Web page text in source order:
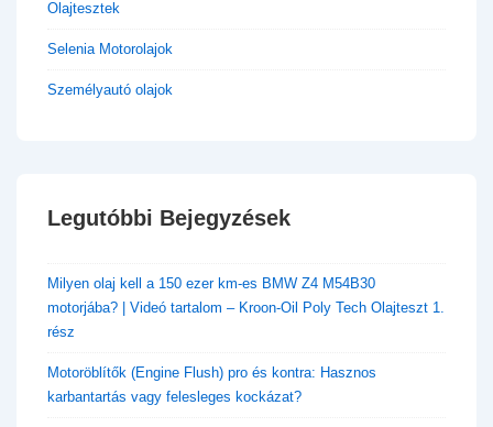
Olajtesztek
Selenia Motorolajok
Személyautó olajok
Legutóbbi Bejegyzések
​Milyen olaj kell a 150 ezer km-es BMW Z4 M54B30
motorjába? | Videó tartalom – Kroon-Oil Poly Tech Olajteszt 1.
rész
Motoröblítők (Engine Flush) pro és kontra: Hasznos
karbantartás vagy felesleges kockázat?